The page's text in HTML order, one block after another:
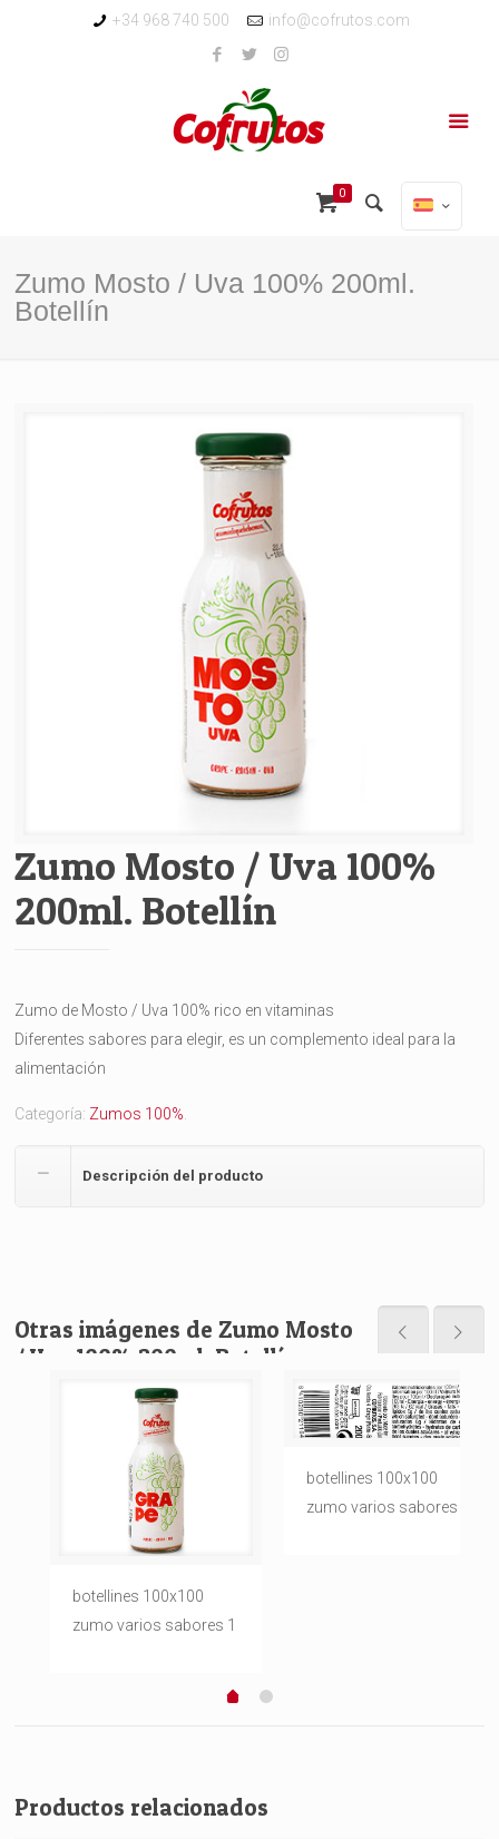
+34 968 740 500 info@cofrutos.com
0
Zumo Mosto / Uva 100% 200ml.
Botellín
Zumo Mosto / Uva 100%
200ml. Botellín
Zumo de Mosto / Uva 100% rico en vitaminas
Diferentes sabores para elegir, es un complemento ideal para la
alimentación
Categoría: Zumos 100%
Descripción del producto
Otras imágenes de Zumo Mosto
/ Uva 100% 200ml. Botellín
botellines 100x100
zumo varios sabores 1
botellines 100x100
zumo varios sabores 2
Productos relacionados